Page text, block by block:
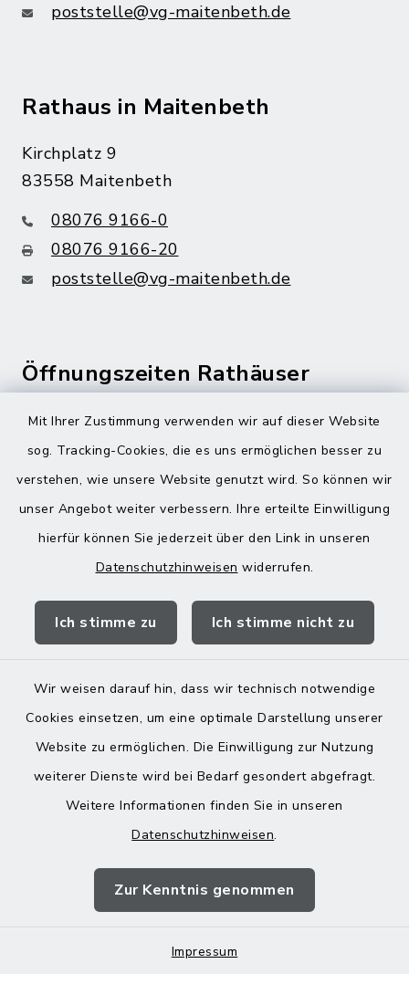
Mit Ihrer Zustimmung verwenden wir auf dieser Website
sog. Tracking-Cookies, die es uns ermöglichen besser zu
verstehen, wie unsere Website genutzt wird. So können wir
unser Angebot weiter verbessern. Ihre erteilte Einwilligung
hierfür können Sie jederzeit über den Link in unseren
Datenschutzhinweisen widerrufen.
Ich stimme zu Ich stimme nicht zu
Wir weisen darauf hin, dass wir technisch notwendige
Cookies einsetzen, um eine optimale Darstellung unserer
Website zu ermöglichen. Die Einwilligung zur Nutzung
weiterer Dienste wird bei Bedarf gesondert abgefragt.
Weitere Informationen finden Sie in unseren
Datenschutzhinweisen.
Zur Kenntnis genommen
Impressum
poststelle@vg-maitenbeth.de
Rathaus in Maitenbeth
Kirchplatz 9
83558 Maitenbeth
08076 9166-0
08076 9166-20
poststelle@vg-maitenbeth.de
Öffnungszeiten Rathäuser
Montag bis Freitag:
08:00-12:00 Uhr
Donnerstag zusätzlich:
13:00-18:00 Uhr
Landratsamt Mühldorf
Barrierefreiheit
Impressum
Sitemap